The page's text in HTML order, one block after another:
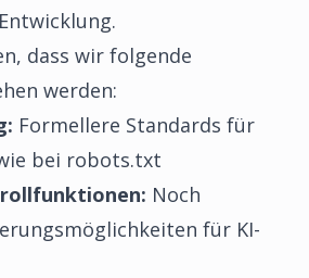
dass wir folgende
werden:
Formellere Standards für
bei robots.txt
Noch
für KI-